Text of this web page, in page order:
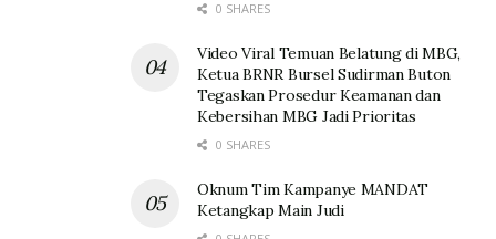
0 SHARES
Video Viral Temuan Belatung di MBG,
Ketua BRNR Bursel Sudirman Buton
Tegaskan Prosedur Keamanan dan
Kebersihan MBG Jadi Prioritas
0 SHARES
Oknum Tim Kampanye MANDAT
Ketangkap Main Judi